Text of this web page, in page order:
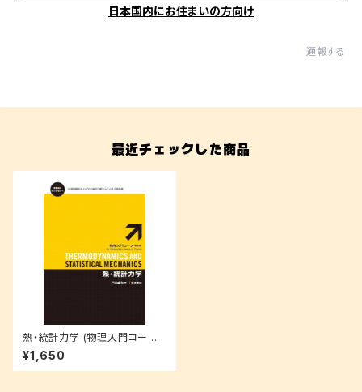
日本国内にお住まいの方向け
通報する
最近チェックした商品
熱・統計力学 (物理入門コース
新装版)
¥1,650